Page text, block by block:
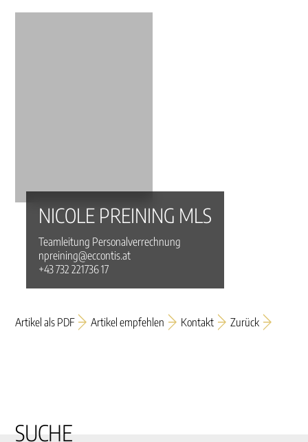
NICOLE PREINING MLS
Teamleitung Personalverrechnung
npreining@eccontis.at
+43 732 221736 17
Artikel als PDF Artikel empfehlen Kontakt Zurück
SUCHE